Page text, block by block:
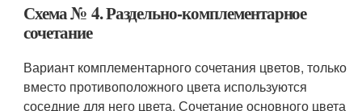
Схема № 4. Раздельно-комплементарное
сочетание
Вариант комплементарного сочетания цветов, только
вместо противоположного цвета используются
соседние для него цвета. Сочетание основного цвета